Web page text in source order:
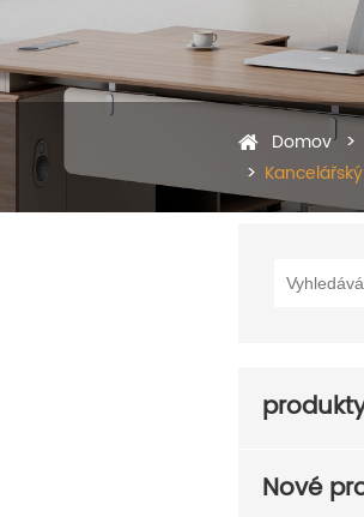
Domov
Nové